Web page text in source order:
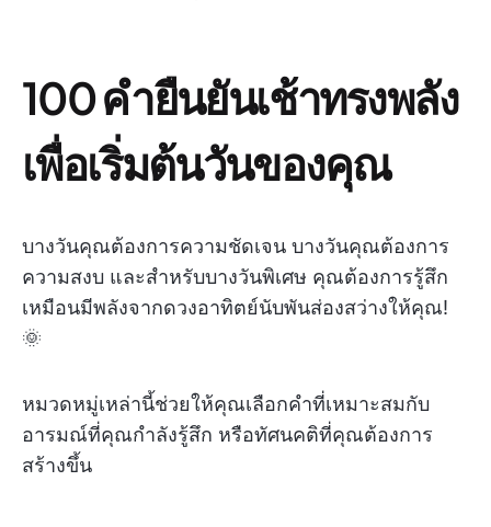
100 คำยืนยันเช้าทรงพลัง
เพื่อเริ่มต้นวันของคุณ
บางวันคุณต้องการความชัดเจน บางวันคุณต้องการ
ความสงบ และสำหรับบางวันพิเศษ คุณต้องการรู้สึก
เหมือนมีพลังจากดวงอาทิตย์นับพันส่องสว่างให้คุณ!
🌞
หมวดหมู่เหล่านี้ช่วยให้คุณเลือกคำที่เหมาะสมกับ
อารมณ์ที่คุณกำลังรู้สึก หรือทัศนคติที่คุณต้องการ
สร้างขึ้น